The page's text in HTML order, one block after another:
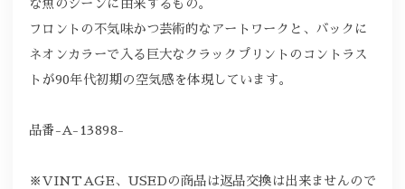
な魚のシーンに由来するもの。
フロントの不気味かつ芸術的なアートワークと、バックに
ネオンカラーで入る巨大なクラックプリントのコントラス
トが90年代初期の空気感を体現しています。
品番-A-13898-
※VINTAGE、USEDの商品は返品交換は出来ませんので